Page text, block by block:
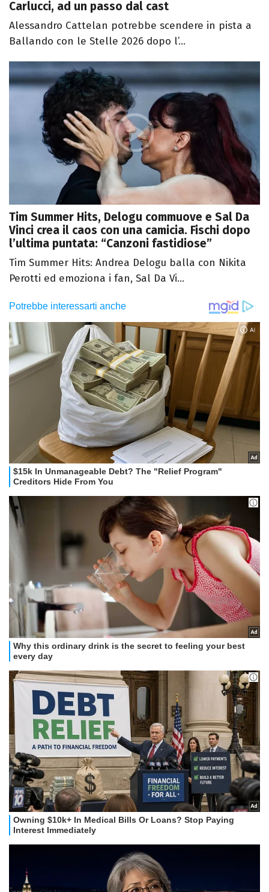
Carlucci, ad un passo dal cast
Alessandro Cattelan potrebbe scendere in pista a
Ballando con le Stelle 2026 dopo l’...
Tim Summer Hits, Delogu commuove e Sal Da
Vinci crea il caos con una camicia. Fischi dopo
l’ultima puntata: “Canzoni fastidiose”
Tim Summer Hits: Andrea Delogu balla con Nikita
Perotti ed emoziona i fan, Sal Da Vi...